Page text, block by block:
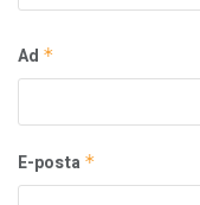
Ad *
E-posta *